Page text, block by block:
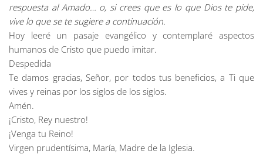
respuesta al Amado… o, si crees que es lo que Dios te pide,
vive lo que se te sugiere a continuación.
Hoy leeré un pasaje evangélico y contemplaré aspectos
humanos de Cristo que puedo imitar.
Despedida
Te damos gracias, Señor, por todos tus beneficios, a Ti que
vives y reinas por los siglos de los siglos.
Amén.
¡Cristo, Rey nuestro!
¡Venga tu Reino!
Virgen prudentísima, María, Madre de la Iglesia.